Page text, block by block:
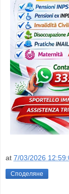
at 7/03/2026
Споделяне